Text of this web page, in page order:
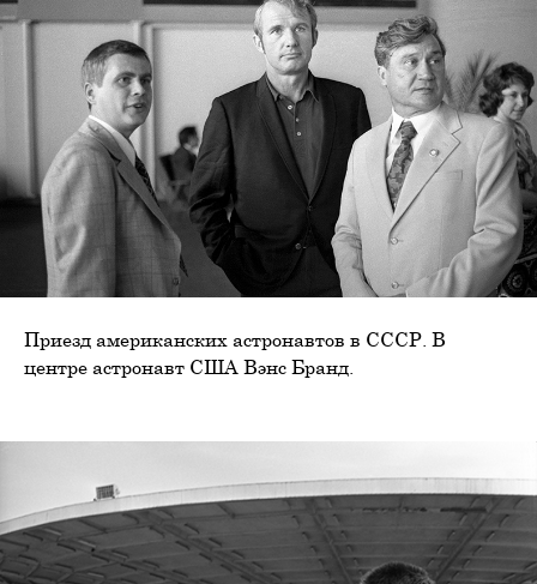
Приезд американских астронавтов в СССР. В
центре астронавт США Вэнс Бранд.